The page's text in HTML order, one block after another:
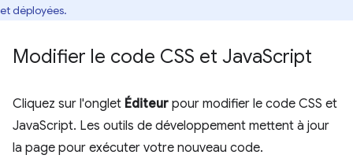
et déployées.
Modifier le code CSS et JavaScript
Cliquez sur l'onglet Éditeur pour modifier le code CSS et
JavaScript. Les outils de développement mettent à jour
la page pour exécuter votre nouveau code.